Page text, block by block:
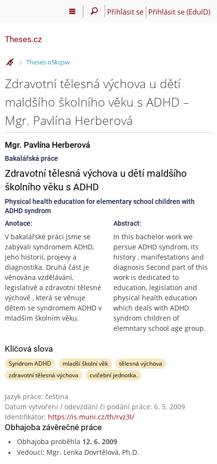
Přihlásit se Přihlásit se (EduID)
Theses.cz
>
Theses o5kqsw
Zdravotní tělesná výchova u dětí
maldšího školního věku s ADHD –
Mgr. Pavlína Herberová
Mgr. Pavlína Herberová
Bakalářská práce
Zdravotní tělesná výchova u dětí maldšího
školního věku s ADHD
Physical health education for elementary school children with
ADHD syndrom
Anotace:
V bakalářské práci jsme se
zabývali syndromem ADHD,
jeho historií, projevy a
diagnostika. Druhá část je
věnována vzdělávání,
legislativě a zdravotní tělesné
výchově , která se věnuje
dětem se syndromem ADHD v
mladším školním věku.
Abstract:
In this bachelor work we
persue ADHD syndrom, its
history , manifestations and
diagnosis Second part of this
work is dedicated to
education, legislation and
physical health education
which deals with ADHD
syndrom children of
elemntary school age group.
Klíčová slova
Syndrom ADHD mladší školní věk
tělesná výchova
zdravotní tělesná výchova
cvičební jednotka.
Jazyk práce: čeština
Datum vytvoření / odevzdání či podání práce: 6. 5. 2009
Identifikátor: https://is.muni.cz/th/rvz3l/
Obhajoba závěrečné práce
Obhajoba proběhla 12. 6. 2009
Vedoucí: Mgr. Lenka Dovrtělová, Ph.D.